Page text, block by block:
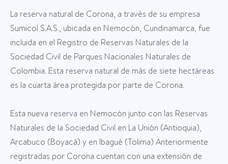
La reserva natural de Corona, a través de su empresa
Sumicol S.A.S., ubicada en Nemocón, Cundinamarca, fue
incluida en el Registro de Reservas Naturales de la
Sociedad Civil de Parques Nacionales Naturales de
Colombia. Esta reserva natural de más de siete hectáreas
es la cuarta área protegida por parte de Corona.
Esta nueva reserva en Nemocón junto con las Reservas
Naturales de la Sociedad Civil en La Unión (Antioquia),
Arcabuco (Boyacá) y en Ibagué (Tolima) Anteriormente
registradas por Corona cuentan con una extensión de